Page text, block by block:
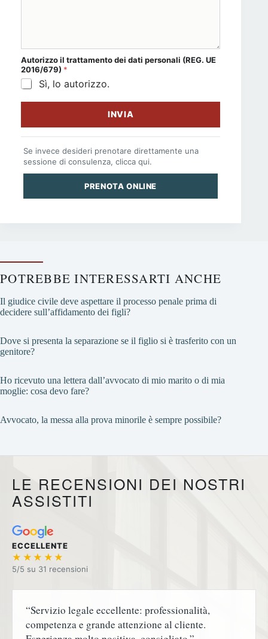
Autorizzo il trattamento dei dati personali (REG. UE
2016/679) *
Sì, lo autorizzo.
INVIA
Se invece desideri prenotare direttamente una
sessione di consulenza, clicca qui.
PRENOTA ONLINE
POTREBBE INTERESSARTI ANCHE
Il giudice civile deve aspettare il processo penale prima di
decidere sull’affidamento dei figli?
Dove si presenta la separazione se il figlio si è trasferito con un
genitore?
Ho ricevuto una lettera dall’avvocato di mio marito o di mia
moglie: cosa devo fare?
Avvocato, la messa alla prova minorile è sempre possibile?
LE RECENSIONI DEI NOSTRI
ASSISTITI
ECCELLENTE
★★★★★
5/5 su
“Servizio legale eccellente: professionalità,
competenza e grande attenzione al cliente.